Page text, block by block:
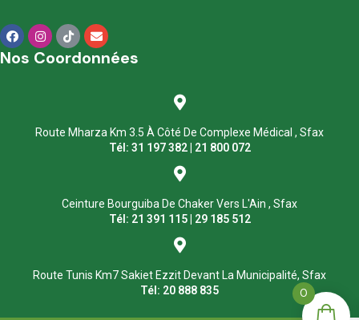
Nos Coordonnées
Route Mharza Km 3.5 À Côté De Complexe Médical , Sfax
Tél: 31 197 382 | 21 800 072
Ceinture Bourguiba De Chaker Vers L'Ain , Sfax
Tél: 21 391 115 | 29 185 512
Route Tunis Km7 Sakiet Ezzit Devant La Municipalité, Sfax
Tél: 20 888 835
0